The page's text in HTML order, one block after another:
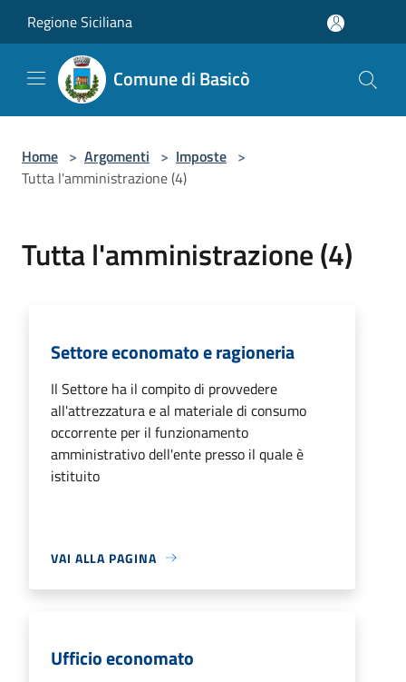
Regione Siciliana
Comune di Basicò
Home > Argomenti > Imposte >
Tutta l'amministrazione (4)
Tutta l'amministrazione (4)
Settore economato e ragioneria
Il Settore ha il compito di provvedere
all'attrezzatura e al materiale di consumo
occorrente per il funzionamento
amministrativo dell'ente presso il quale è
istituito
VAI ALLA PAGINA
Ufficio economato